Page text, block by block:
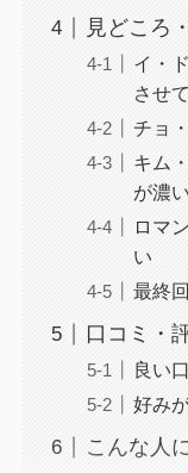
見どころ
イ・
させ
チョ
キム
が濃い
ロマ
い
最終
口コミ・
良い
好み
こんな人